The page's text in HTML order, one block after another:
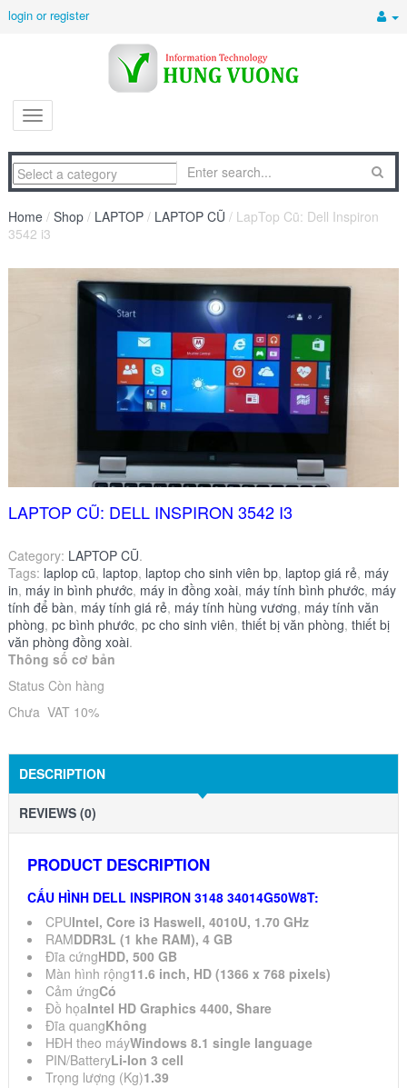
login or register
Home / Shop / LAPTOP / LAPTOP CŨ / LapTop Cũ: Dell Inspiron
3542 i3
LAPTOP CŨ: DELL INSPIRON 3542 I3
Category: LAPTOP CŨ.
Tags: laplop cũ, laptop, laptop cho sinh viên bp, laptop giá rẻ, máy
in, máy in bình phước, máy in đồng xoài, máy tính bình phước, máy
tính để bàn, máy tính giá rẻ, máy tính hùng vương, máy tính văn
phòng, pc bình phước, pc cho sinh viên, thiết bị văn phòng, thiết bị
văn phòng đồng xoài.
Thông số cơ bản
Status Còn hàng
Chưa VAT 10%
DESCRIPTION
REVIEWS (0)
PRODUCT DESCRIPTION
CẤU HÌNH DELL INSPIRON 3148 34014G50W8T:
CPUIntel, Core i3 Haswell, 4010U, 1.70 GHz
RAMDDR3L (1 khe RAM), 4 GB
Đĩa cứngHDD, 500 GB
Màn hình rộng11.6 inch, HD (1366 x 768 pixels)
Cảm ứngCó
Đồ họaIntel HD Graphics 4400, Share
Đĩa quangKhông
HĐH theo máyWindows 8.1 single language
PIN/BatteryLi-Ion 3 cell
Trọng lượng (Kg)1.39